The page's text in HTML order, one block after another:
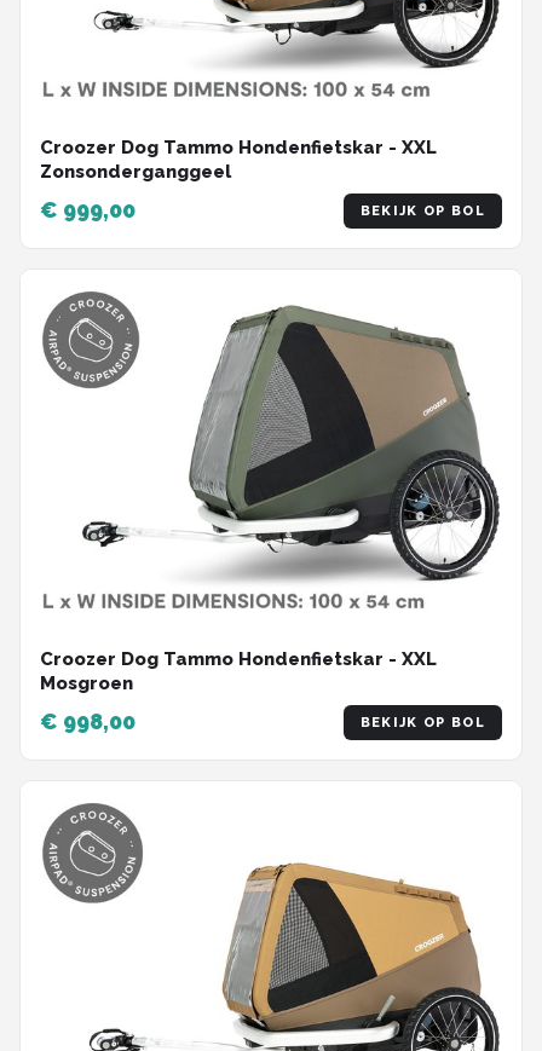
Croozer Dog Tammo Hondenfietskar - XXL
Zonsonderganggeel
€ 999,00 BEKIJK OP BOL
Croozer Dog Tammo Hondenfietskar - XXL
Mosgroen
€ 998,00 BEKIJK OP BOL